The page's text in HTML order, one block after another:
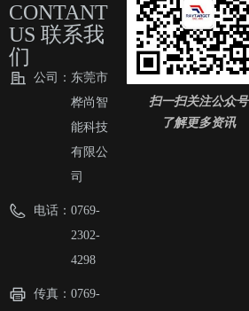
CONTANT
US 联系我
们
公司： 东莞市
桦尚智
能科技
有限公
司
电话： 0769-
2302-
4298
传真： 0769-
扫一扫关注公众号
了解更多资讯